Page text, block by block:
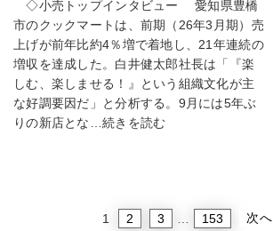
◇小売トップインタビュー 愛知県豊橋
市のクックマートは、前期（26年3月期）売
上げが前年比約4％増で着地し、21年連続の
増収を達成した。白井健太郎社長は「『楽
しむ、楽しませる！』という組織文化が主
な好調要因だ」と分析する。9月には5年ぶ
りの新店とな…続きを読む
1 2 3 153 次へ